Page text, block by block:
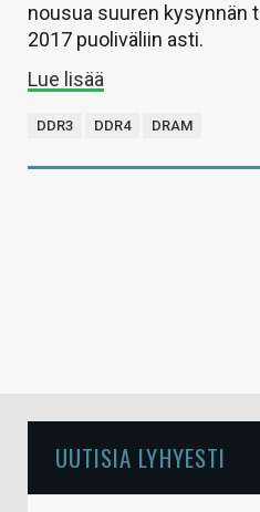
nousua suuren kysynnän
2017 puoliväliin asti.
Lue lisää
DDR3 DDR4 DRAM
UUTISIA LYHYESTI